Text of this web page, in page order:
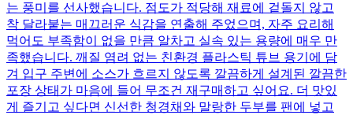
는 풍미를 선사했습니다. 점도가 적당해 재료에 겉돌지 않고
착 달라붙는 매끄러운 식감을 연출해 주었으며, 자주 요리해
먹어도 부족함이 없을 만큼 알차고 실속 있는 용량에 매우 만
족했습니다. 깨질 염려 없는 친환경 플라스틱 튜브 용기에 담
겨 입구 주변에 소스가 흐르지 않도록 깔끔하게 설계된 깔끔한
포장 상태가 마음에 들어 무조건 재구매하고 싶어요. 더 맛있
게 즐기고 싶다면 신선한 청경채와 말랑한 두부를 팬에 넣고